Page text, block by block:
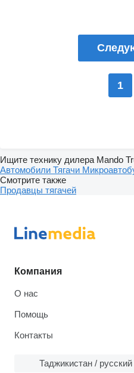
1
Ищите технику дилера Mando
Автомобили Тягачи
Смотрите также
Продавцы тягачей
Компания
О нас
Помощь
Контакты
Таджикистан / русский